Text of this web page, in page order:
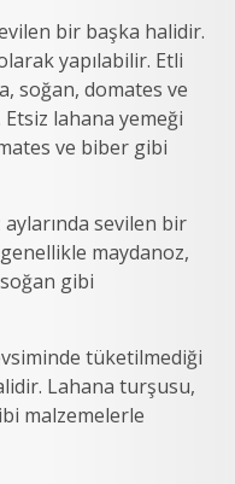
bir başka halidir.
yapılabilir. Etli
soğan, domates ve
lahana yemeği
ve biber gibi
aylarında sevilen bir
maydanoz,
gibi
tüketilmediği
Lahana turşusu,
malzemelerle